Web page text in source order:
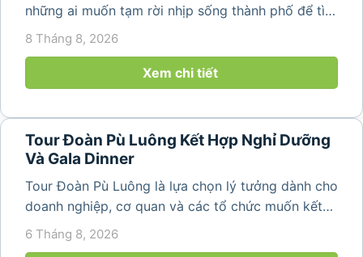
những ai muốn tạm rời nhịp sống thành phố để tìm
về không gian núi rừng xanh mát, những bản làng
8 Tháng 8, 2026
Xem chi tiết
Tour Đoàn Pù Luông Kết Hợp Nghỉ Dưỡng
Và Gala Dinner
Tour Đoàn Pù Luông là lựa chọn lý tưởng dành cho
doanh nghiệp, cơ quan và các tổ chức muốn kết
hợp nghỉ dưỡng, tham quan và tổ chức các hoạt
động gắn kết tập thể. Với cảnh quan thiên nhiên
6 Tháng 8, 2026